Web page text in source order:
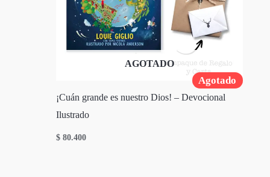
Agotado
AGOTADO
¡Cuán grande es nuestro Dios! – Devocional
Ilustrado
$ 80.400